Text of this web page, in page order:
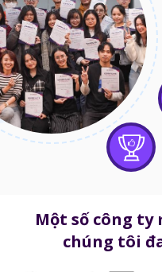
Một số công ty
chúng tôi